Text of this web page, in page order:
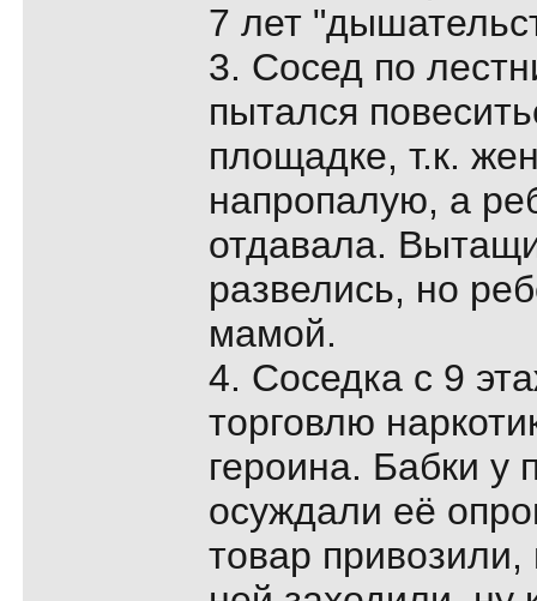
7 лет
3. Сосед по
пытался
площадке, т.к.
напропалую, а
отдавала.
развелись, но
мамой.
4. Соседка с 9
торговлю
героина. Бабки у
осуждали её
товар привозили,